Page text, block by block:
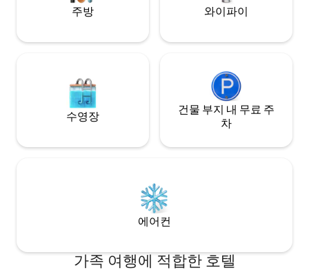
주방 와이파이
수영장
건물 부지 내 무료 주
차
에어컨
가족 여행에 적합한 호텔